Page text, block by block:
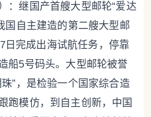
：继国产首艘大型邮轮“爱达
国自主建造的第二艘大型邮
日完成出海试航任务，停靠
船5号码头。大型邮轮被誉
”，是检验一个国家综合造
跑模仿，到自主创新，中国